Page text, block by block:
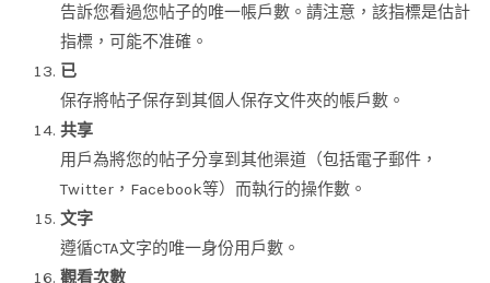
告訴您看過您帖子的唯一帳戶數。請注意，該指標是估計
指標，可能不准確。
已
保存將帖子保存到其個人保存文件夾的帳戶數。
共享
用戶為將您的帖子分享到其他渠道（包括電子郵件，
Twitter，Facebook等）而執行的操作數。
文字
遵循CTA文字的唯一身份用戶數。
觀看次數